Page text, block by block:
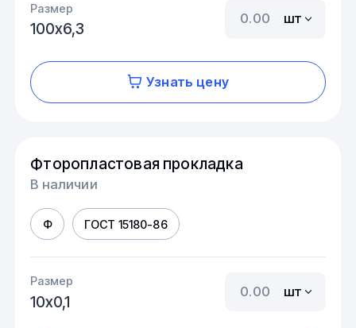
Размер
100х6,3
шт
Узнать цену
Фторопластовая прокладка
В наличии
Ф ГОСТ 15180-86
Размер
10х0,1
шт